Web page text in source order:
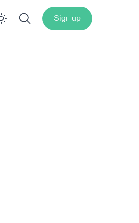
Enable dark mode
Sign up